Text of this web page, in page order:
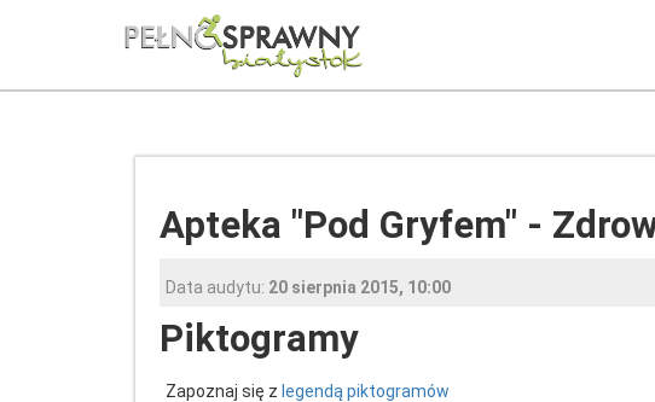
Apteka "Pod Gryfem" -
Data audytu: 20 sierpnia 2015, 10:00
Piktogramy
Zapoznaj się z legendą piktogramów